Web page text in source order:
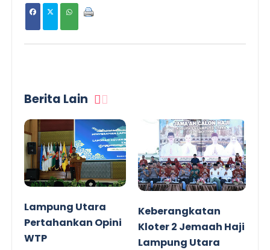
Berita Lain
Lampung Utara
Pertahankan Opini
WTP
Keberangkatan
Kloter 2 Jemaah Haji
Lampung Utara